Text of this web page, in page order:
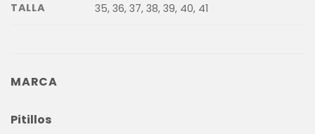
TALLA 35, 36, 37, 38, 39, 40, 41
MARCA
Pitillos